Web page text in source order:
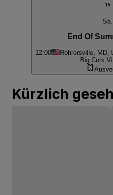
15
Sa.
End Of
12:00 Rohrersville, MD,
Big Cork
Kürzlich